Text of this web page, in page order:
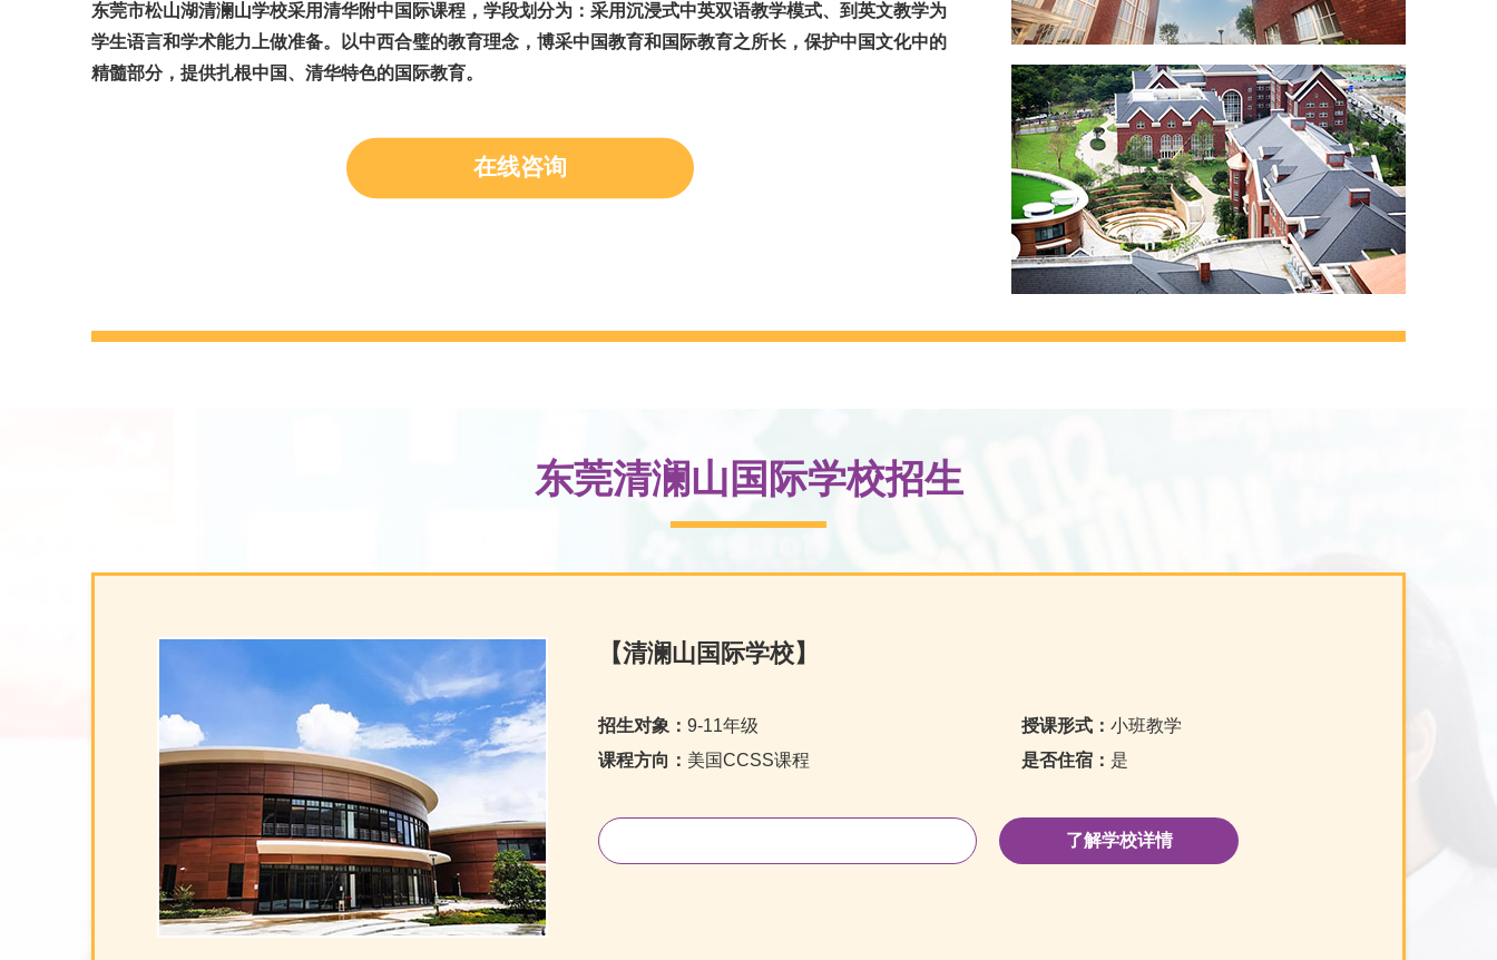
东莞市松山湖清澜山学校采用清华附中国际课程，学段划分为：采用沉浸式中英双语教学模式、到英文教学为
学生语言和学术能力上做准备。以中西合璧的教育理念，博采中国教育和国际教育之所长，保护中国文化中的
精髓部分，提供扎根中国、清华特色的国际教育。
在线咨询
东莞清澜山国际学校招生
【清澜山国际学校】
招生对象： 9-11年级
课程方向： 美国CCSS课程
授课形式： 小班教学
是否住宿： 是
了解学校详情